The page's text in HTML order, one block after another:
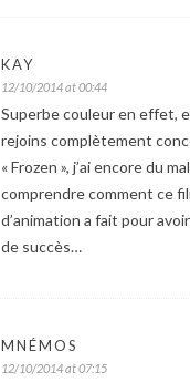
KAY
12/10/2014 at 00:44
Superbe couleur en effet,
rejoins complètement
« Frozen », j’ai encore du
comprendre comment ce
d’animation a fait pour
de succès…
MNÉMOS
12/10/2014 at 07:15